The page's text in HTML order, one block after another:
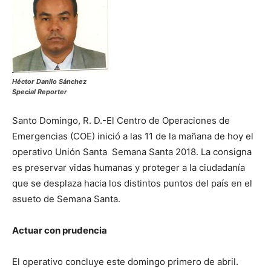
Héctor Danilo Sánchez
Special Reporter
Santo Domingo, R. D.-El Centro de Operaciones de
Emergencias (COE) inició a las 11 de la mañana de hoy el
operativo Unión Santa Semana Santa 2018. La consigna
es preservar vidas humanas y proteger a la ciudadanía
que se desplaza hacia los distintos puntos del país en el
asueto de Semana Santa.
Actuar con prudencia
El operativo concluye este domingo primero de abril.